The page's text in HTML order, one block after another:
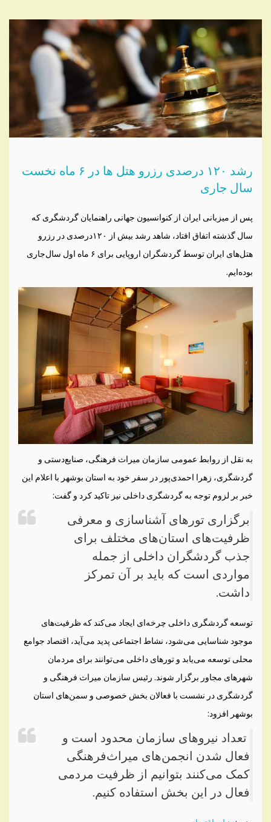
رشد ۱۲۰ درصدی رزرو هتل ها در ۶ ماه نخست
سال جاری
پس از میزبانی ایران از کنوانسیون جهانی راهنمایان گردشگری که
سال گذشته اتفاق افتاد، شاهد رشد بیش از ۱۲۰درصدی در رزرو
هتل‌های ایران توسط گردشگران اروپایی برای ۶ ماه اول سال‌جاری
بوده‌ایم.
به نقل از روابط عمومی سازمان میراث فرهنگی، صنایع‌دستی و
گردشگری، زهرا احمدی‌پور در سفر خود به استان بوشهر با اعلام این
خبر بر لزوم توجه به گردشگری داخلی نیز تاکید کرد و گفت:
برگزاری تورهای آشنا‌سازی و معرفی
ظرفیت‌های استان‌های مختلف برای
جذب گردشگران داخلی از جمله
مواردی است که باید بر آن تمرکز
داشت.
توسعه گردشگری داخلی چرخه‌ای ایجاد می‌کند که ظرفیت‌های
موجود شناسایی می‌شود، نشاط اجتماعی پدید می‌آید، اقتصاد جوامع
محلی توسعه می‌یابد و تورهای داخلی می‌توانند برای مردمان
شهرهای مجاور برگزار شوند. رئیس سازمان میراث فرهنگی و
گردشگری در نشست با فعالان بخش خصوصی و سمن‌های استان
بوشهر افزود:
تعداد نیروهای سازمان محدود است و
فعال شدن انجمن‌های میراث‌فرهنگی
کمک می‌کنند بتوانیم از ظرفیت مردمی
فعال در این بخش استفاده کنیم.